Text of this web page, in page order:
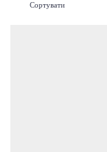
Сортувати